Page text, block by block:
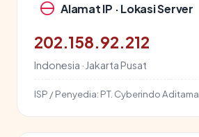
Alamat IP · Lokasi Server
202.158.92.212
Indonesia · Jakarta Pusat
ISP / Penyedia: PT. Cyberindo Aditama